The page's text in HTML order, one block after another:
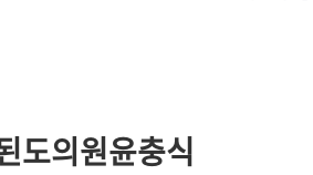
간
도의원윤충식